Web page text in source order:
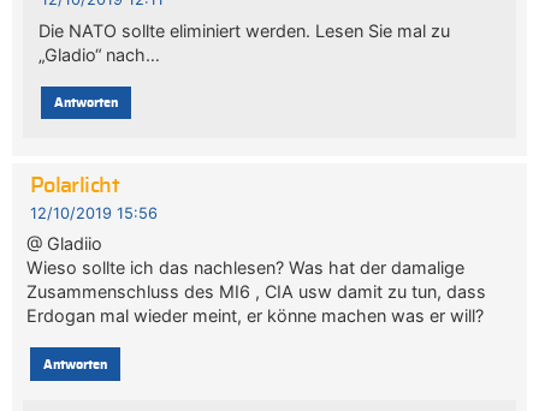
Die NATO sollte eliminiert werden. Lesen Sie mal zu
„Gladio“ nach…
Antworten
Polarlicht
12/10/2019 15:56
@ Gladiio
Wieso sollte ich das nachlesen? Was hat der damalige
Zusammenschluss des MI6 , CIA usw damit zu tun, dass
Erdogan mal wieder meint, er könne machen was er will?
Antworten